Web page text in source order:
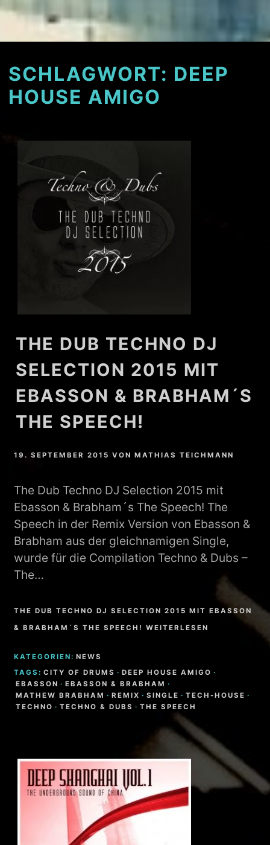
SCHLAGWORT: DEEP
HOUSE AMIGO
THE DUB TECHNO DJ
SELECTION 2015 MIT
EBASSON & BRABHAM´S
THE SPEECH!
19. SEPTEMBER 2015 VONMATHIAS TEICHMANN
The Dub Techno DJ Selection 2015 mit
Ebasson & Brabham´s The Speech! The
Speech in der Remix Version von Ebasson &
Brabham aus der gleichnamigen Single,
wurde für die Compilation Techno & Dubs –
The…
THE DUB TECHNO DJ SELECTION 2015 MIT EBASSON
& BRABHAM´S THE SPEECH! WEITERLESEN
KATEGORIEN: NEWS
TAGS: CITY OF DRUMS · DEEP HOUSE AMIGO ·
EBASSON · EBASSON & BRABHAM ·
MATHEW BRABHAM · REMIX · SINGLE · TECH-HOUSE ·
TECHNO · TECHNO & DUBS · THE SPEECH